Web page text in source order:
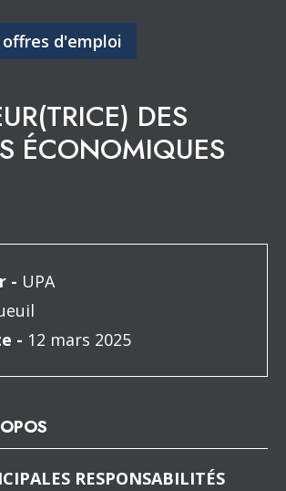
d'emploi
DES
ÉCONOMIQUES
- UPA
- 12 mars 2025
RESPONSABILITÉS